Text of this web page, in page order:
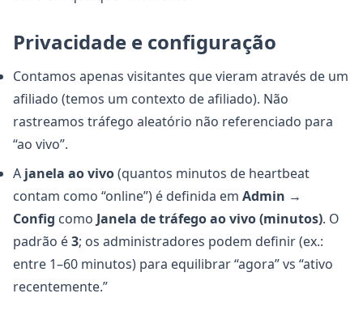
Privacidade e configuração
Contamos apenas visitantes que vieram através de um
afiliado (temos um contexto de afiliado). Não
rastreamos tráfego aleatório não referenciado para
“ao vivo”.
A janela ao vivo(quantos minutos de heartbeat
contam como “online”) é definida em Admin →
Config como Janela de tráfego ao vivo (minutos). O
padrão é3; os administradores podem definir (ex.:
entre 1–60 minutos) para equilibrar “agora” vs “ativo
recentemente.”